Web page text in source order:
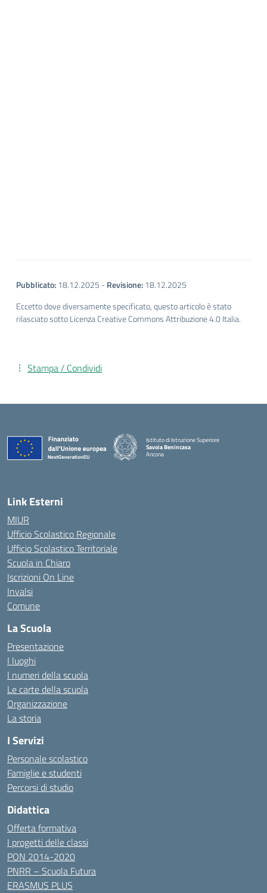
Pubblicato:18.12.2025 -Revisione:18.12.2025
Eccetto dove diversamente specificato, questo articolo è stato
rilasciato sotto Licenza Creative Commons Attribuzione 4.0 Italia.
Stampa / Condividi
Istituto di Istruzione Superiore
Savoia Benincasa
Ancona
Link Esterni
MIUR
Ufficio Scolastico Regionale
Ufficio Scolastico Territoriale
Scuola in Chiaro
Iscrizioni On Line
Invalsi
Comune
La Scuola
Presentazione
I luoghi
I numeri della scuola
Le carte della scuola
Organizzazione
La storia
I Servizi
Personale scolastico
Famiglie e studenti
Percorsi di studio
Didattica
Offerta formativa
I progetti delle classi
PON 2014-2020
PNRR – Scuola Futura
ERASMUS PLUS